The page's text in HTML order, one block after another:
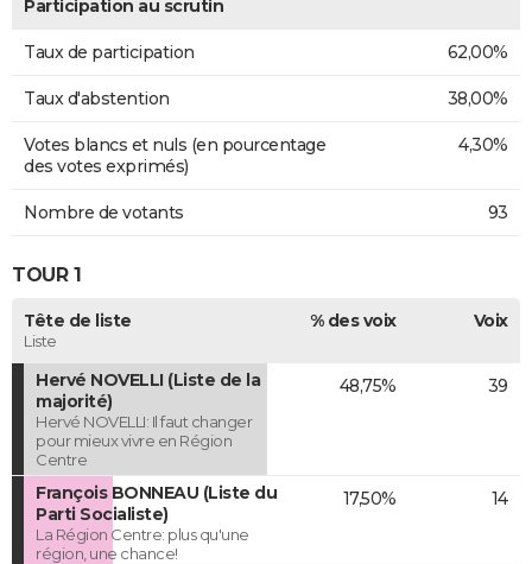
Participation au scrutin
Taux de participation 62,00%
Taux d'abstention 38,00%
Votes blancs et nuls (en pourcentage
des votes exprimés)
4,30%
Nombre de votants 93
TOUR 1
Tête de liste
Liste
% des voix Voix
Hervé NOVELLI (Liste de la
majorité)
Hervé NOVELLI: Il faut changer
pour mieux vivre en Région
Centre
48,75% 39
François BONNEAU (Liste du
Parti Socialiste)
La Région Centre: plus qu'une
région, une chance!
17,50% 14